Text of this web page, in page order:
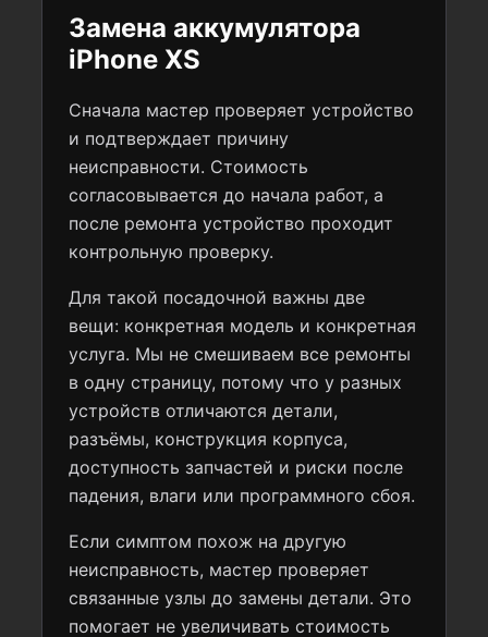
Замена аккумулятора
iPhone XS
Сначала мастер проверяет устройство
и подтверждает причину
неисправности. Стоимость
согласовывается до начала работ, а
после ремонта устройство проходит
контрольную проверку.
Для такой посадочной важны две
вещи: конкретная модель и конкретная
услуга. Мы не смешиваем все ремонты
в одну страницу, потому что у разных
устройств отличаются детали,
разъёмы, конструкция корпуса,
доступность запчастей и риски после
падения, влаги или программного сбоя.
Если симптом похож на другую
неисправность, мастер проверяет
связанные узлы до замены детали. Это
помогает не увеличивать стоимость